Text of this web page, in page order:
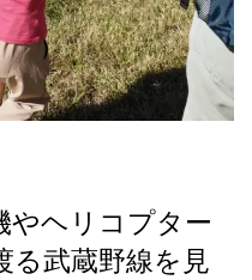
やヘリコプター
る武蔵野線を見